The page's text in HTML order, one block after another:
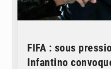
FIFA : sous
Infantino